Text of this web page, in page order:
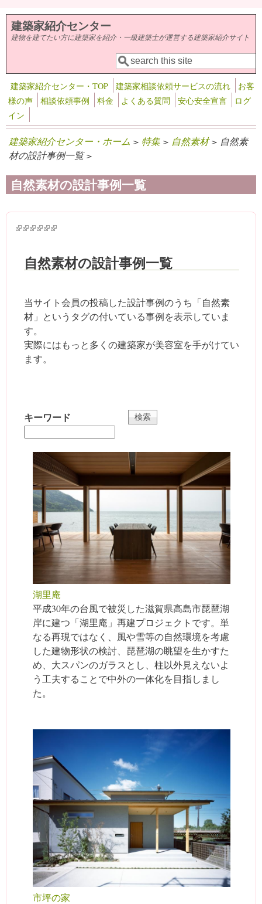
メインコンテンツに移動
建築家紹介センター
建物を建てたい方に建築家を紹介・一級建築士が運営する建築家紹介サイト
検索フォーム
検索
建築家紹介センター・TOP 建築家相談依頼サービスの流れ
お客
様の声
相談依頼事例 料金 よくある質問 安心安全宣言
ログ
イン
建築家紹介センター・ホーム > 特集 > 自然素材> 自然素
材の設計事例一覧 >
自然素材の設計事例一覧
(link is external)
(link is external)
(link is external)
(link is external)
(link is external)
(link is external)
自然素材の設計事例一覧
当サイト会員の投稿した設計事例のうち「自然素
材」というタグの付いている事例を表示していま
す。
実際にはもっと多くの建築家が美容室を手がけてい
ます。
キーワード
湖里庵
平成30年の台風で被災した滋賀県高島市琵琶湖
岸に建つ「湖里庵」再建プロジェクトです。単
なる再現ではなく、風や雪等の自然環境を考慮
した建物形状の検討、琵琶湖の眺望を生かすた
め、大スパンのガラスとし、柱以外見えないよ
う工夫することで中外の一体化を目指しまし
た。
市坪の家